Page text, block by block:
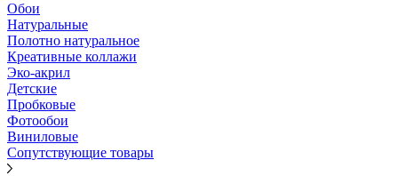
Обои
Натуральные
Полотно натуральное
Креативные коллажи
Эко-акрил
Детские
Пробковые
Фотообои
Виниловые
Сопутствующие товары